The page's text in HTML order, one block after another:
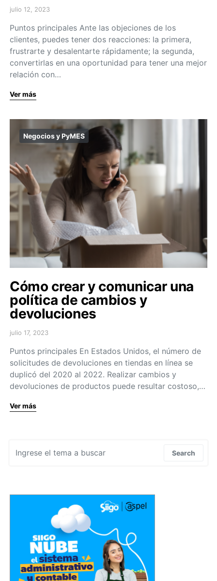
julio 12, 2023
Puntos principales Ante las objeciones de los
clientes, puedes tener dos reacciones: la primera,
frustrarte y desalentarte rápidamente; la segunda,
convertirlas en una oportunidad para tener una mejor
relación con…
Ver más
Negocios y PyMES
Cómo crear y comunicar una
política de cambios y
devoluciones
julio 17, 2023
Puntos principales En Estados Unidos, el número de
solicitudes de devoluciones en tiendas en línea se
duplicó del 2020 al 2022. Realizar cambios y
devoluciones de productos puede resultar costoso,…
Ver más
Search